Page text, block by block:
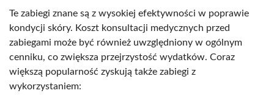
Te zabiegi znane są z wysokiej efektywności w poprawie
kondycji skóry. Koszt konsultacji medycznych przed
zabiegami może być również uwzględniony w ogólnym
cenniku, co zwiększa przejrzystość wydatków. Coraz
większą popularność zyskują także zabiegi z
wykorzystaniem: